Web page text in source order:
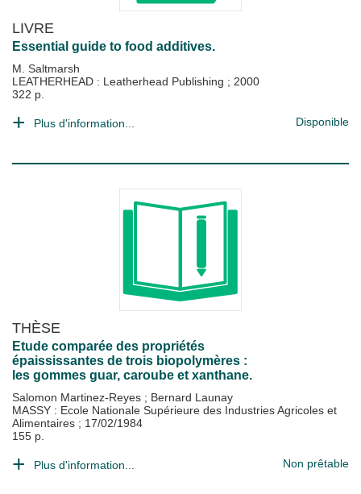
LIVRE
Essential guide to food additives.
M. Saltmarsh
LEATHERHEAD : Leatherhead Publishing ; 2000
322 p.
Plus d'information... Disponible
THÈSE
Etude comparée des propriétés
épaississantes de trois biopolymères :
les gommes guar, caroube et xanthane.
Salomon Martinez-Reyes ; Bernard Launay
MASSY : Ecole Nationale Supérieure des Industries Agricoles et
Alimentaires ; 17/02/1984
155 p.
Plus d'information... Non prêtable